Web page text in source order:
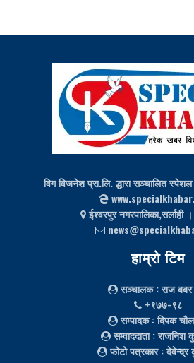
विग विजनेश प्रा.लि. द्धारा सञ्चालित
ईश्‍वरपुर
हाम्रो टिम
सञ्चालक: राज बबर
+९७७-९८
सम्पादक: दिपक
सम्वाददाता: राजनिश
फोटो पत्रकार: देवेन्द्र